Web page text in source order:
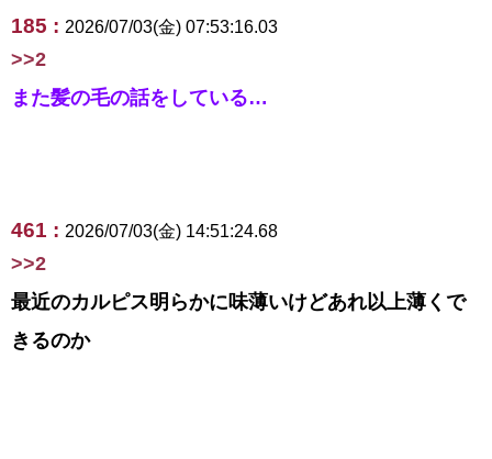
185 : 2026/07/03(金) 07:53:16.03
>>2
また髪の毛の話をしている…
461 : 2026/07/03(金) 14:51:24.68
>>2
最近のカルピス明らかに味薄いけどあれ以上薄くで
きるのか